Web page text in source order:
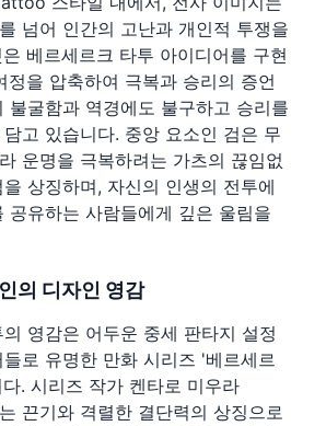
넘어 인간의 고난과 개인적 투쟁을
베르세르크 타투 아이디어를 구현
정을 압축하여 극복과 승리의 증언
불굴함과 역경에도 불구하고 승리를
고 있습니다. 중앙 요소인 검은 무
운명을 극복하려는 가츠의 끊임없
상징하며, 자신의 인생의 전투에
공유하는 사람들에게 깊은 울림을
의 디자인 영감
영감은 어두운 중세 판타지 설정
로 유명한 만화 시리즈 '베르세르
. 시리즈 작가 켄타로 미우라
끈기와 격렬한 결단력의 상징으로